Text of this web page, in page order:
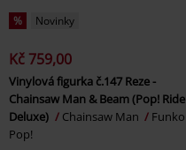
% Novinky
Kč 759,00
Vinylová figurka č.147 Reze -
Chainsaw Man & Beam (Pop! Ride
Deluxe)
Chainsaw Man
Funko
Pop!